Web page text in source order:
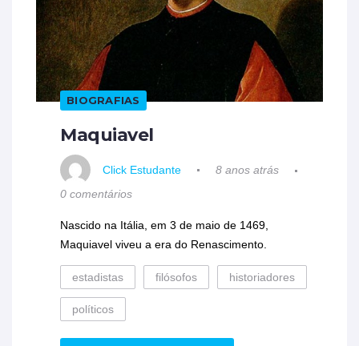
BIOGRAFIAS
Maquiavel
Click Estudante
8 anos atrás
0 comentários
Nascido na Itália, em 3 de maio de 1469,
Maquiavel viveu a era do Renascimento.
estadistas filósofos historiadores
políticos